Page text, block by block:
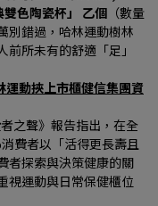
色陶瓷杯」 乙個 （數量
別錯過，哈林運動樹林
所未有的舒適「足」
運動挾上市櫃健信集團資
之聲》報告指出，在全
費者以「活得更長壽且
者探索與決策健康的關
視運動與日常保健櫃位